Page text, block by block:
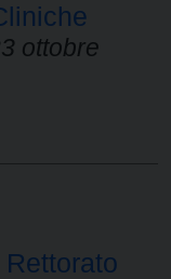
ottobre